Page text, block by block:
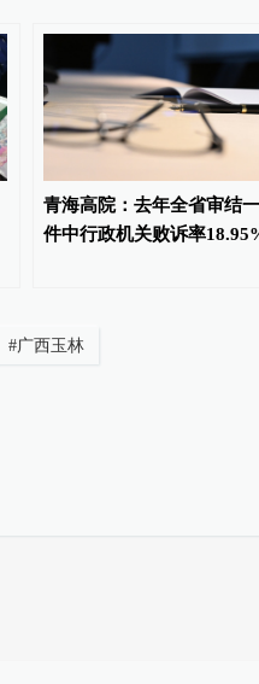
青海高院：去年全省审结
件中行政机关败诉率
#广西玉林